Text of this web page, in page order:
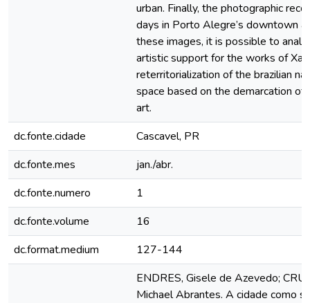
urban. Finally, the photographic
days in Porto Alegre’s downtown
these images, it is possible to
artistic support for the works of
reterritorialization of the brazilian
space based on the demarcation
art.
dc.fonte.cidade
Cascavel, PR
dc.fonte.mes
jan./abr.
dc.fonte.numero
1
dc.fonte.volume
16
dc.format.medium
127-144
ENDRES, Gisele de Azevedo;
Michael Abrantes. A cidade como